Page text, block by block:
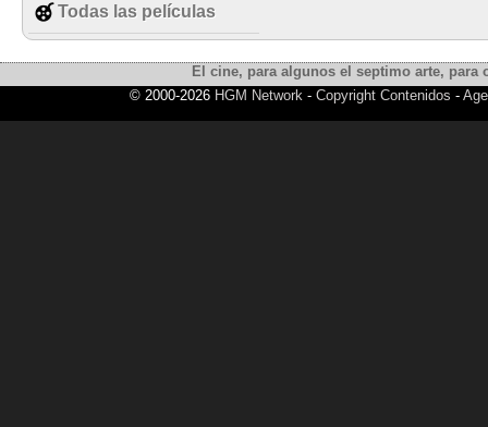
Todas las películas
El cine, para algunos el septimo arte,
© 2000-2026 HGM Network- Copyright Contenidos -